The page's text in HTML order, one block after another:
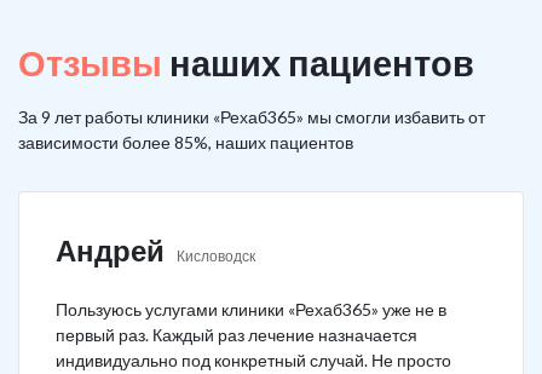
Отзывы наших пациентов
За 9 лет работы клиники «Рехаб365» мы смогли избавить от
зависимости более 85%, наших пациентов
Андрей Кисловодск
Пользуюсь услугами клиники «Рехаб365» уже не в
первый раз. Каждый раз лечение назначается
индивидуально под конкретный случай. Не просто